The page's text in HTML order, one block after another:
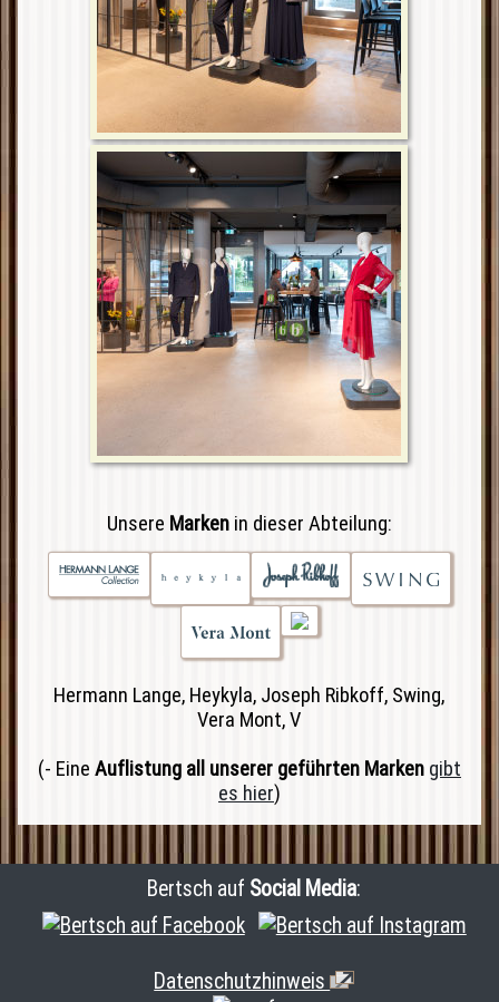
Unsere Markenin dieser Abteilung:
Hermann Lange, Heykyla, Joseph Ribkoff, Swing,
Vera Mont, V
(- Eine Auflistung all unserer geführten Marken gibt
es hier)
Bertsch auf Social Media:
Datenschutzhinweis